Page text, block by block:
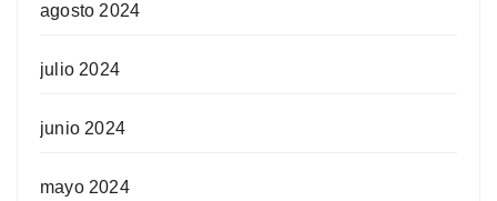
agosto 2024
julio 2024
junio 2024
mayo 2024